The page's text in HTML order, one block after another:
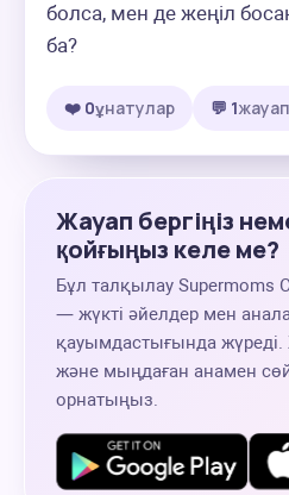
болса, мен де жеңіл
ба?
❤️ 0ұнатулар 💬 1
Жауап бергіңіз
қойғыңыз келе ме?
Бұл талқылау
— жүкті әйелдер мен
қауымдастығында жүреді.
және мыңдаған анамен
орнатыңыз.